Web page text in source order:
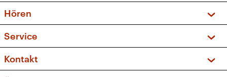
Sendungen und Podcasts
Musikliste
Kakadu – Das Kinderprogramm
Hören
Frequenzen (UKW + DAB+)
Service
FAQ
Apps
Kontakt